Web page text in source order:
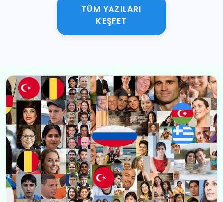
TÜM YAZILARI
KEŞFET